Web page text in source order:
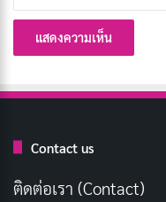
ข้อเท็จจริงแม่สูตรคูณเ
ฐานที่เกี่ยวข้องกับการ
จดจําข้อเท็จจริงเหล่านี้
สูง Contact us
ติดต่อเรา (Contact)